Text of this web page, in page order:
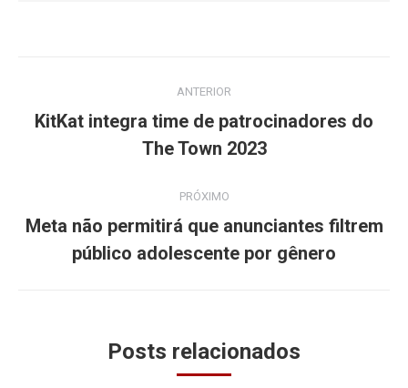
de
ANTERIOR
Post
anterior:
KitKat integra time de patrocinadores do
The Town 2023
PRÓXIMO
Próximo
post:
Meta não permitirá que anunciantes filtrem
público adolescente por gênero
Posts relacionados